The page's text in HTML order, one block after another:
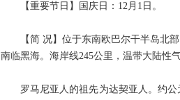
【重要节日】国庆日：12月1日。
【简 况】位于东南欧巴尔干半岛北
南临黑海。海岸线245公里，温带大陆性
罗马尼亚人的祖先为达契亚人。约